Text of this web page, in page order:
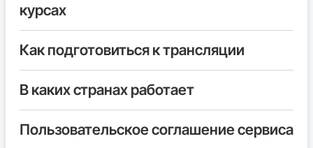
курсах
Как подготовиться к трансляции
В каких странах работает
Пользовательское соглашение сервиса